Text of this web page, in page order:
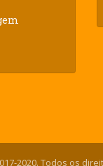
2020. Todos os